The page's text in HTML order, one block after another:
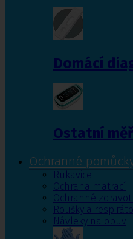
Domácí
Ostatní
Ochranné
Rukavice
Ochrana matrací
Ochranné
Roušky a
Návleky na obuv